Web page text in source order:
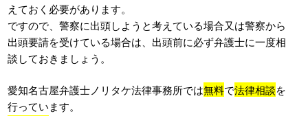
えておく必要があります。
ですので、警察に出頭しようと考えている場合又は警察から
出頭要請を受けている場合は、出頭前に必ず弁護士に一度相
談しておきましょう。
愛知名古屋弁護士ノリタケ法律事務所では無料で法律相談を
行っています。